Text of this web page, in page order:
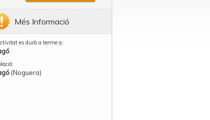
Més Informació
es durà a terme a:
(Noguera)